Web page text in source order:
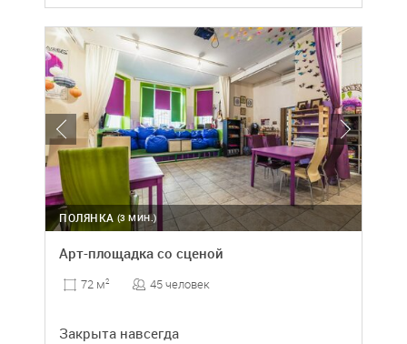
(3 МИН.)
ПОЛЯНКА
Арт-площадка со сценой
72 м2 45 человек
Закрыта навсегда